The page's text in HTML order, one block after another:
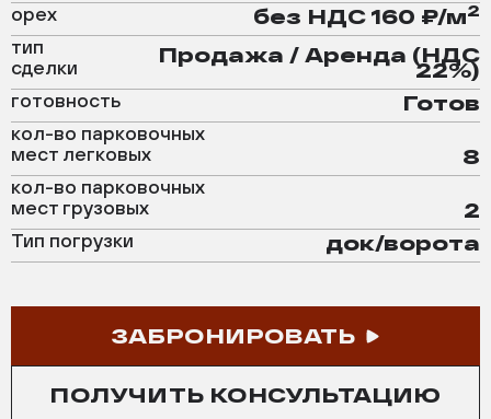
орех без НДС 160 ₽/м2
тип
сделки
Продажа / Аренда (НДС
22%)
готовность Готов
кол-во парковочных
мест легковых
8
кол-во парковочных
мест грузовых
2
Тип погрузки док/ворота
ЗАБРОНИРОВАТЬ
ПОЛУЧИТЬ КОНСУЛЬТАЦИЮ